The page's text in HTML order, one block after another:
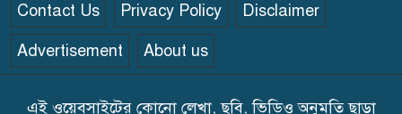
মরদেহ উদ্ধার
বাসাইলে সুন্না আব্বাছিয়া উচ্চ
পালন
১০
Contact Us Privacy Policy Disclaimer
Advertisement About us
এই ওয়েবসাইটের কোনো লেখা, ছবি, ভিডিও অনুমতি ছাড়া